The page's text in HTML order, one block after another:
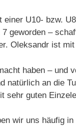
U10- bzw.
geworden –
Oleksandr ist
haben – und
natürlich an die
sehr guten
wir uns häufig